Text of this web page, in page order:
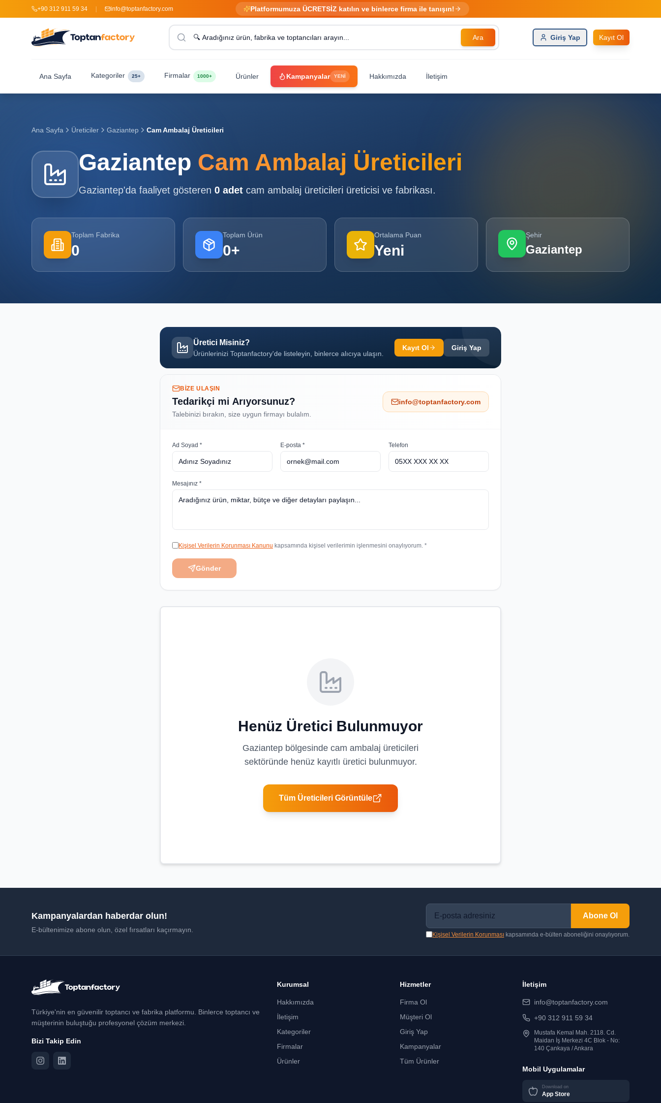
+90 312 911 59 34 info@toptanfactory.com Platformumuza ÜCRETSİZ katılın ve binlerce firma ile tanışın!
Ara Giriş Yap Kayıt Ol
Ana Sayfa Kategoriler 25+ Firmalar 1000+ Ürünler Kampanyalar YENİ Hakkımızda İletişim
Ana Sayfa Üreticiler Gaziantep Cam Ambalaj Üreticileri
Gaziantep Cam Ambalaj Üreticileri
Gaziantep'da faaliyet gösteren 0 adet cam ambalaj üreticileri üreticisi ve fabrikası.
Toplam Fabrika
0
Toplam Ürün
0+
Ortalama Puan
Yeni
Şehir
Gaziantep
Üretici Misiniz?
Ürünlerinizi Toptanfactory'de listeleyin, binlerce alıcıya ulaşın.
Kayıt Ol Giriş Yap
BIZE ULAŞIN
Tedarikçi mi Arıyorsunuz?
Talebinizi bırakın, size uygun firmayı bulalım.
info@toptanfactory.com
Ad Soyad * E-posta * Telefon
Mesajınız *
Kişisel Verilerin Korunması Kanunu kapsamında kişisel verilerimin işlenmesini onaylıyorum. *
Gönder
Henüz Üretici Bulunmuyor
Gaziantep bölgesinde cam ambalaj üreticileri
sektöründe henüz kayıtlı üretici bulunmuyor.
Tüm Üreticileri Görüntüle
Kampanyalardan haberdar olun!
E-bültenimize abone olun, özel fırsatları kaçırmayın.
Abone Ol
Kişisel Verilerin Korunması kapsamında e-bülten aboneliğini onaylıyorum.
Türkiye'nin en güvenilir toptancı ve fabrika platformu. Binlerce toptancı ve
müşterinin buluştuğu profesyonel çözüm merkezi.
Bizi Takip Edin
Kurumsal
Hakkımızda
İletişim
Kategoriler
Firmalar
Ürünler
Hizmetler
Firma Ol
Müşteri Ol
Giriş Yap
Kampanyalar
Tüm Ürünler
İletişim
info@toptanfactory.com
+90 312 911 59 34
Mustafa Kemal Mah. 2118. Cd.
Maidan İş Merkezi 4C Blok - No:
140 Çankaya / Ankara
Mobil Uygulamalar
Download on
App Store